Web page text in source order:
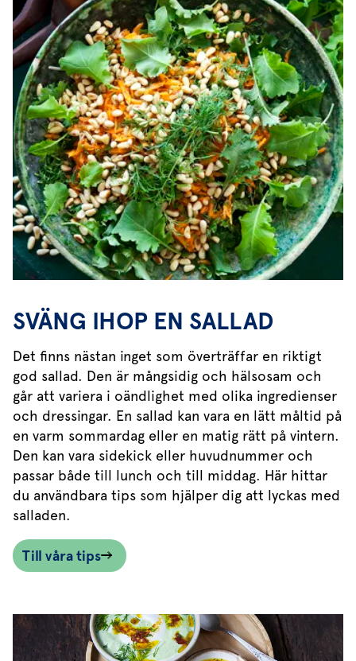
SVÄNG IHOP EN SALLAD
Det finns nästan inget som överträffar en riktigt
god sallad. Den är mångsidig och hälsosam och
går att variera i oändlighet med olika ingredienser
och dressingar. En sallad kan vara en lätt måltid på
en varm sommardag eller en matig rätt på vintern.
Den kan vara sidekick eller huvudnummer och
passar både till lunch och till middag. Här hittar
du användbara tips som hjälper dig att lyckas med
salladen.
Till våra tips